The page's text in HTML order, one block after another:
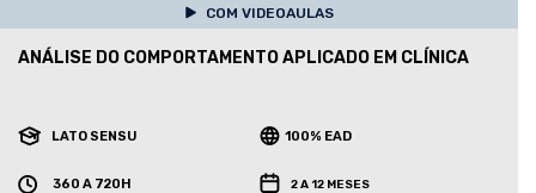
COM VIDEOAULAS
ANÁLISE DO COMPORTAMENTO APLICADO EM CLÍNICA
LATO SENSU 100% EAD
360 A 720H 2 A 12 MESES